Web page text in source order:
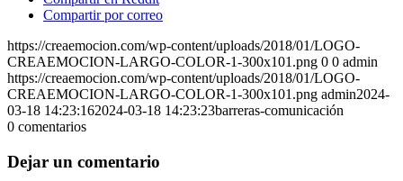
Compartir por correo
https://creaemocion.com/wp-content/uploads/2018/01/LOGO-
CREAEMOCION-LARGO-COLOR-1-300x101.png 0 0 admin
https://creaemocion.com/wp-content/uploads/2018/01/LOGO-
CREAEMOCION-LARGO-COLOR-1-300x101.png admin2024-
03-18 14:23:162024-03-18 14:23:23barreras-comunicación
0 comentarios
Dejar un comentario